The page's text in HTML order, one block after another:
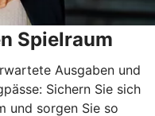
Spielraum
Ausgaben und
Sichern Sie sich
und sorgen Sie so